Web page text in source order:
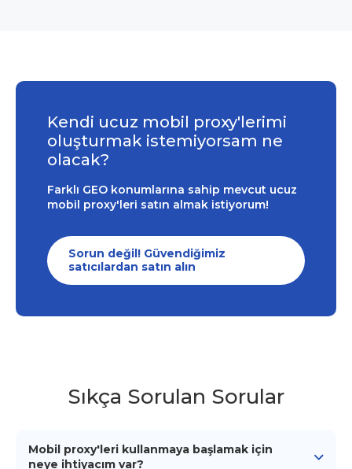
Kendi ucuz mobil proxy'lerimi
oluşturmak istemiyorsam ne
olacak?
Farklı GEO konumlarına sahip mevcut ucuz
mobil proxy'leri satın almak istiyorum!
Sorun değil! Güvendiğimiz
satıcılardan satın alın
Sıkça Sorulan Sorular
Mobil proxy'leri kullanmaya başlamak için
neye ihtiyacım var?